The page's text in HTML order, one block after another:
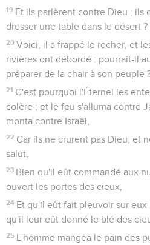
19 Et ils parlèrent contre Dieu ; ils
dresser une table dans le désert ?
20 Voici, il a frappé le rocher, et
rivières ont débordé : pourrait-il
préparer de la chair à son peuple
21 C'est pourquoi l'Éternel les
colère ; et le feu s'alluma contre
monta contre Israël,
22 Car ils ne crurent pas Dieu, et
salut,
23 Bien qu'il eût commandé aux
ouvert les portes des cieux,
24 Et qu'il eût fait pleuvoir sur
qu'il leur eût donné le blé des
25 L'homme mangea le pain des